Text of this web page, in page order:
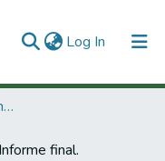
Log In (current)
3. Recursos de Información Científica y Tecnológica
Informe final.